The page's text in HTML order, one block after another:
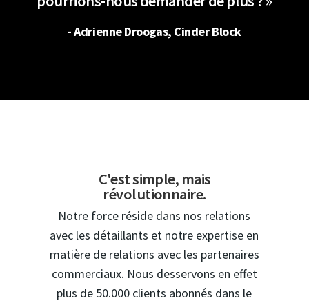
- Adrienne Droogas, Cinder Block
C'est simple, mais
révolutionnaire.
Notre force réside dans nos relations
avec les détaillants et notre expertise en
matière de relations avec les partenaires
commerciaux. Nous desservons en effet
plus de 50.000 clients abonnés dans le